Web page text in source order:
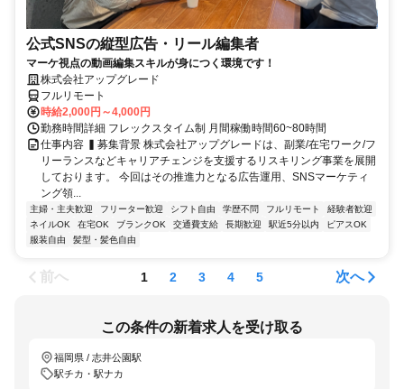
公式SNSの縦型広告・リール編集者
マーケ視点の動画編集スキルが身につく環境です！
株式会社アップグレード
フルリモート
時給2,000円～4,000円
勤務時間詳細 フレックスタイム制 月間稼働時間60~80時間
仕事内容 ▍募集背景 株式会社アップグレードは、副業/在宅ワーク/フ
リーランスなどキャリアチェンジを支援するリスキリング事業を展開
しております。 今回はその推進力となる広告運用、SNSマーケティ
ング領...
主婦・主夫歓迎 フリーター歓迎 シフト自由 学歴不問 フルリモート
経験者歓迎
ネイルOK
在宅OK ブランクOK 交通費支給 長期歓迎 駅近5分以内
ピアスOK
服装自由
髪型・髪色自由
前へ 1 2 3 4 5 次へ
この条件の新着求人を受け取る
福岡県 / 志井公園駅
駅チカ・駅ナカ